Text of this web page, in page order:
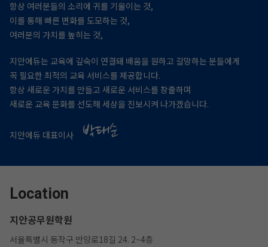
항상 여러분들의 소리에 귀를 기울이는 것,
이를 통해 빠른 변화를 도모하는 것,
여러분의 가치를 높히는 것,
지안에듀는 교육에 깊숙이 연결돼 배움을 원하고 갈망하는 분들에게
꼭 필요한 최적의 교육 서비스를 제공합니다.
항상 새로운 가치를 만들고 새로운 서비스를 창출하며
새로운 교육 문화를 선도해 세상을 진보시켜 나가겠습니다.
지안에듀 대표이사
Location
지안공무원학원
서울특별시 동작구 만양로18길 24. 2~4층